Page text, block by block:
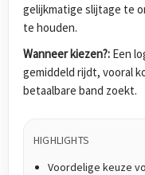
gelijkmatige slijtage te
te houden.
Wanneer kiezen?: Een
gemiddeld rijdt, vooral
betaalbare band zoekt.
HIGHLIGHTS
Voordelige keuze